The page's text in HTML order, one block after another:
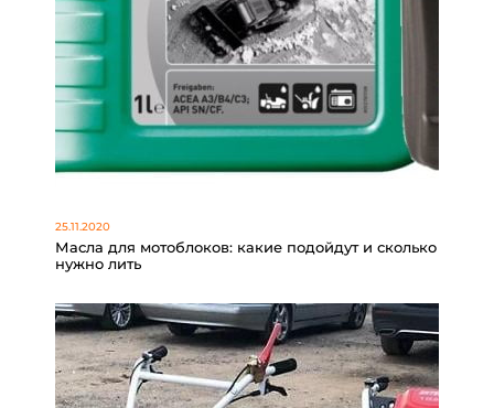
25.11.2020
Масла для мотоблоков: какие подойдут и сколько
нужно лить